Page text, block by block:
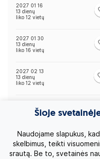
2027 01 16
13 dienų
liko 12 vietų
2027 01 30
13 dienų
liko 16 vietų
2027 02 13
13 dienų
liko 12 vietų
13 dienų
liko 16 vietų
2027 03 13
13 dienų
Šioje
Naudojame slapukus,
skelbimus, teikti
srautą. Be to, svetainės